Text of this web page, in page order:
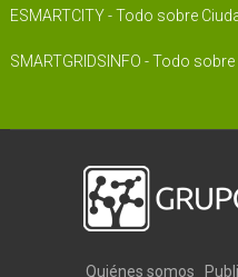
ESMARTCITY - Todo sobre
SMARTGRIDSINFO - Todo
Quiénes somos